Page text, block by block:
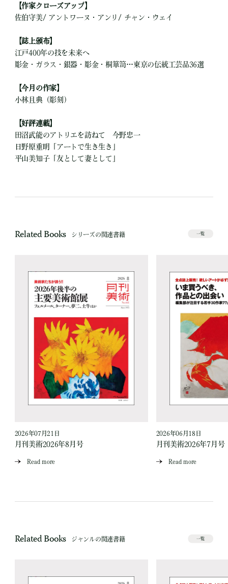
【作家クローズアップ】
佐伯守美/ アントワーヌ・アンリ/ チャン・ウェイ
【誌上頒布】
江戸400年の技を未来へ
彫金・ガラス・銀器・彫金・桐箪笥…東京の伝統工芸品36選
【今月の作家】
小林且典（彫刻）
【好評連載】
田沼武能のアトリエを訪ねて 今野忠一
日野原重明「アートで生き生き」
平山美知子「友として妻として」
Related Books シリーズの関連書籍 一覧
2026年07月21日
月刊美術2026年8月号
Read more
2026年06月18日
月刊美術2026年7月号
Read more
Related Books ジャンルの関連書籍 一覧